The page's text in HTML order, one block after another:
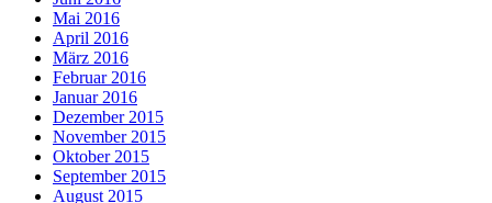
Mai 2016
April 2016
März 2016
Februar 2016
Januar 2016
Dezember 2015
November 2015
Oktober 2015
September 2015
August 2015